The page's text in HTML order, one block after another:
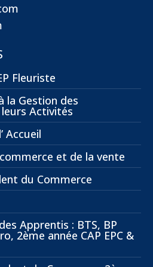
Fleuriste
la Gestion des
Activités
Accueil
et de la vente
du Commerce
Apprentis : BTS, BP
2ème année CAP EPC &